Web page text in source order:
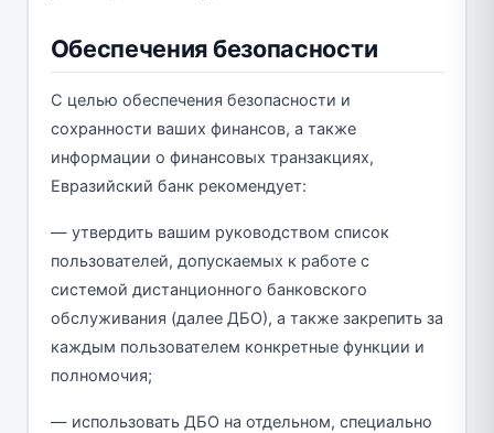
Обеспечения безопасности
С целью обеспечения безопасности и
сохранности ваших финансов, а также
информации о финансовых транзакциях,
Евразийский банк рекомендует:
— утвердить вашим руководством список
пользователей, допускаемых к работе с
системой дистанционного банковского
обслуживания (далее ДБО), а также закрепить за
каждым пользователем конкретные функции и
полномочия;
— использовать ДБО на отдельном, специально